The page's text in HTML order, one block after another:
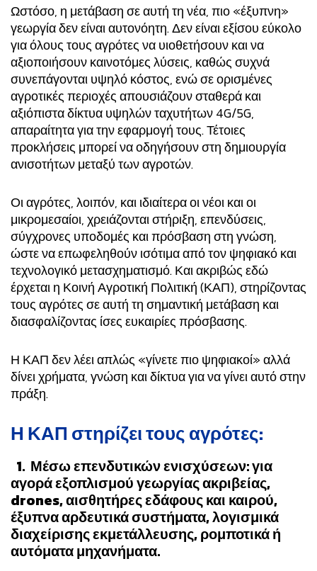
Ωστόσο, η μετάβαση σε αυτή τη νέα, πιο «έξυπνη»
γεωργία δεν είναι αυτονόητη. Δεν είναι εξίσου εύκολο
για όλους τους αγρότες να υιοθετήσουν και να
αξιοποιήσουν καινοτόμες λύσεις, καθώς συχνά
συνεπάγονται υψηλό κόστος, ενώ σε ορισμένες
αγροτικές περιοχές απουσιάζουν σταθερά και
αξιόπιστα δίκτυα υψηλών ταχυτήτων 4G/5G,
απαραίτητα για την εφαρμογή τους. Τέτοιες
προκλήσεις μπορεί να οδηγήσουν στη δημιουργία
ανισοτήτων μεταξύ των αγροτών.
Οι αγρότες, λοιπόν, και ιδιαίτερα οι νέοι και οι
μικρομεσαίοι, χρειάζονται στήριξη, επενδύσεις,
σύγχρονες υποδομές και πρόσβαση στη γνώση,
ώστε να επωφεληθούν ισότιμα από τον ψηφιακό και
τεχνολογικό μετασχηματισμό. Και ακριβώς εδώ
έρχεται η Κοινή Αγροτική Πολιτική (ΚΑΠ), στηρίζοντας
τους αγρότες σε αυτή τη σημαντική μετάβαση και
διασφαλίζοντας ίσες ευκαιρίες πρόσβασης.
Η ΚΑΠ δεν λέει απλώς «γίνετε πιο ψηφιακοί» αλλά
δίνει χρήματα, γνώση και δίκτυα για να γίνει αυτό στην
πράξη.
Η ΚΑΠ στηρίζει τους αγρότες:
1. Μέσω επενδυτικών ενισχύσεων: για
αγορά εξοπλισμού γεωργίας ακριβείας,
drones, αισθητήρες εδάφους και καιρού,
έξυπνα αρδευτικά συστήματα, λογισμικά
διαχείρισης εκμετάλλευσης, ρομποτικά ή
αυτόματα μηχανήματα.